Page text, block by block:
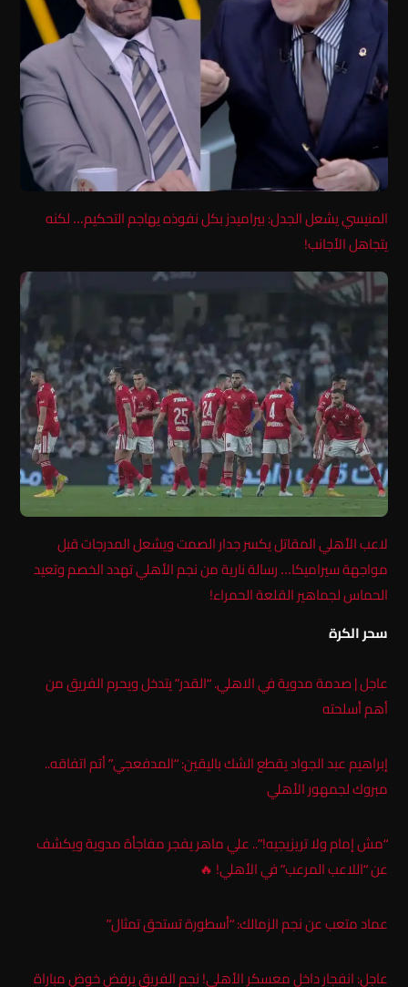
المنيسي يشعل الجدل: بيراميدز بكل نفوذه يهاجم التحكيم… لكنه
يتجاهل الأجانب!
لاعب الأهلي المقاتل يكسر جدار الصمت ويشعل المدرجات قبل
مواجهة سيراميكا… رسالة نارية من نجم الأهلي تهدد الخصم وتعيد
الحماس لجماهير القلعة الحمراء!
سحر الكرة
عاجل | صدمة مدوية في الاهلي. “القدر” يتدخل ويحرم الفريق من
أهم أسلحته
إبراهيم عبد الجواد يقطع الشك باليقين: “المدفعجي” أتم اتفاقه..
مبروك لجمهور الأهلي
“مش إمام ولا تريزيجيه!”.. علي ماهر يفجر مفاجأة مدوية ويكشف
عن “اللاعب المرعب” في الأهلي! 🔥
عماد متعب عن نجم الزمالك: “أسطورة تستحق تمثال”
عاجل: انفجار داخل معسكر الأهلي! نجم الفريق يرفض خوض مباراة